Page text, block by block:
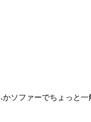
ソファーでちょっと一